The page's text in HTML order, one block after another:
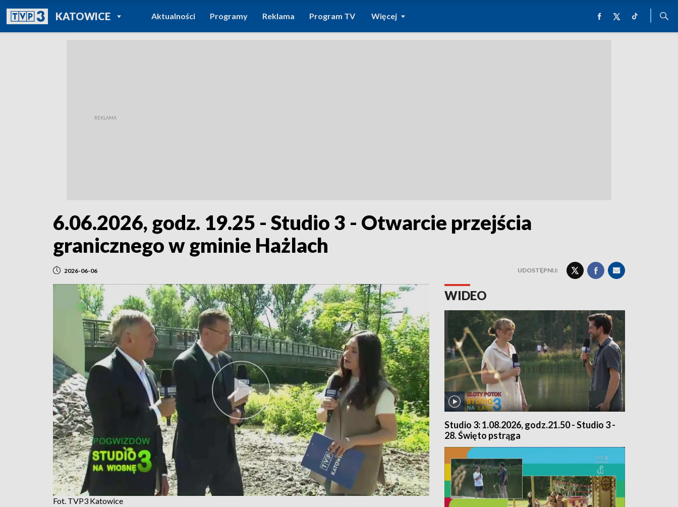
KATOWICEPOWRÓT DO
TVP REGIONY
Aktualności Programy Reklama Program TV Więcej
6.06.2026, godz. 19.25 - Studio 3 - Otwarcie przejścia
granicznego w gminie Hażlach
2026-06-06 UDOSTĘPNIJ:
Fot. TVP3 Katowice
WIDEO
Studio 3: 1.08.2026, godz.21.50 - Studio 3 -
28. Święto pstrąga